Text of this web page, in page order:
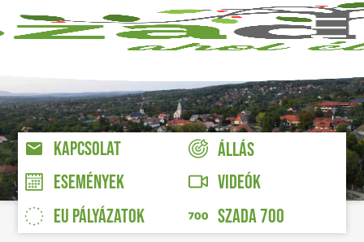
KAPCSOLAT
ÁLLÁS
ESEMÉNYEK
VIDEÓK
EU PÁLYÁZATOK
SZADA 700